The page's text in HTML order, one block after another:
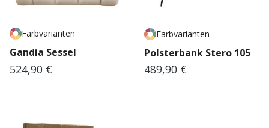
Farbvarianten
Gandia Sessel
Regulärer Preis:
524,90 €
Farbvarianten
Polsterbank Stero 105
Regulärer Preis:
489,90 €